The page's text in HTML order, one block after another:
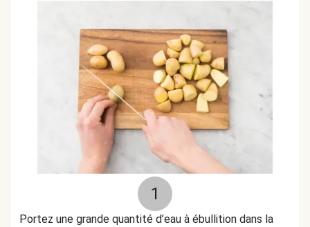
1
Portez une grande quantité d’eau à ébullition dans la